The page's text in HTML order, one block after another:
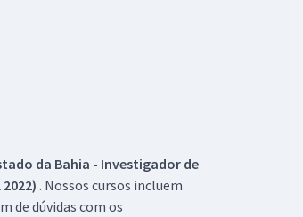
da Bahia - Investigador de
. Nossos cursos incluem
de dúvidas com os